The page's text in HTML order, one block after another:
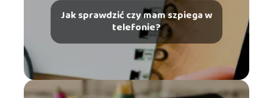
Jak sprawdzić czy mam szpiega w
telefonie?